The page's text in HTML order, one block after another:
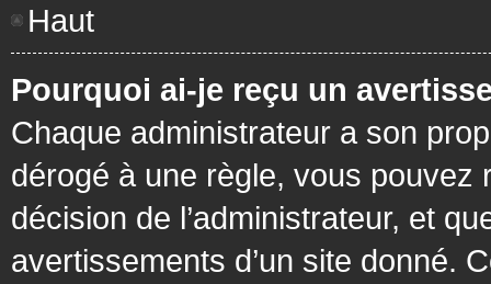
Haut
Pourquoi ai-je reçu un
Chaque administrateur a son
dérogé à une règle, vous pouvez
décision de l’administrateur, et
avertissements d’un site donné.